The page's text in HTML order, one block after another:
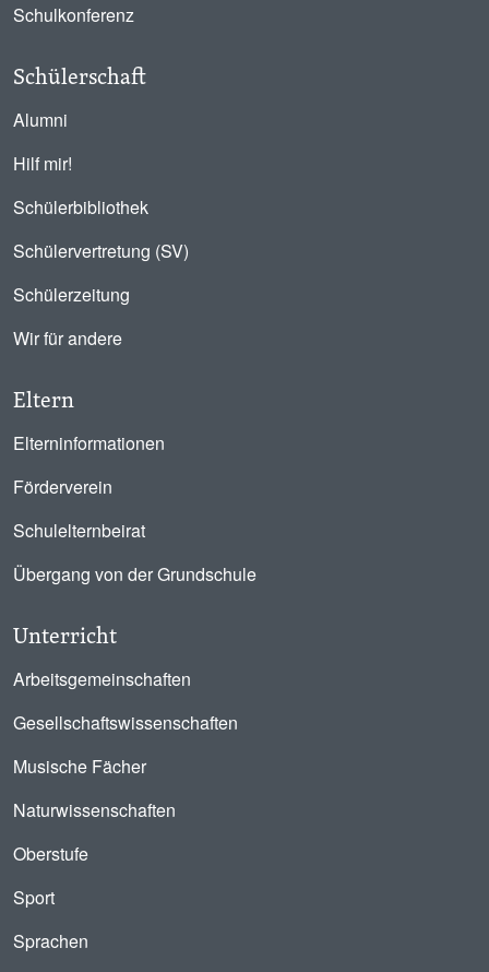
Schulkonferenz
Schülerschaft
Alumni
Hilf mir!
Schülerbibliothek
Schülervertretung (SV)
Schülerzeitung
Wir für andere
Eltern
Elterninformationen
Förderverein
Schulelternbeirat
Übergang von der Grundschule
Unterricht
Arbeitsgemeinschaften
Gesellschaftswissenschaften
Musische Fächer
Naturwissenschaften
Oberstufe
Sport
Sprachen